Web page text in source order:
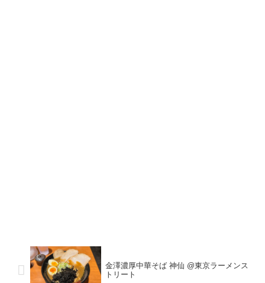
金澤濃厚中華そば 神仙 @東京ラーメンス
トリート